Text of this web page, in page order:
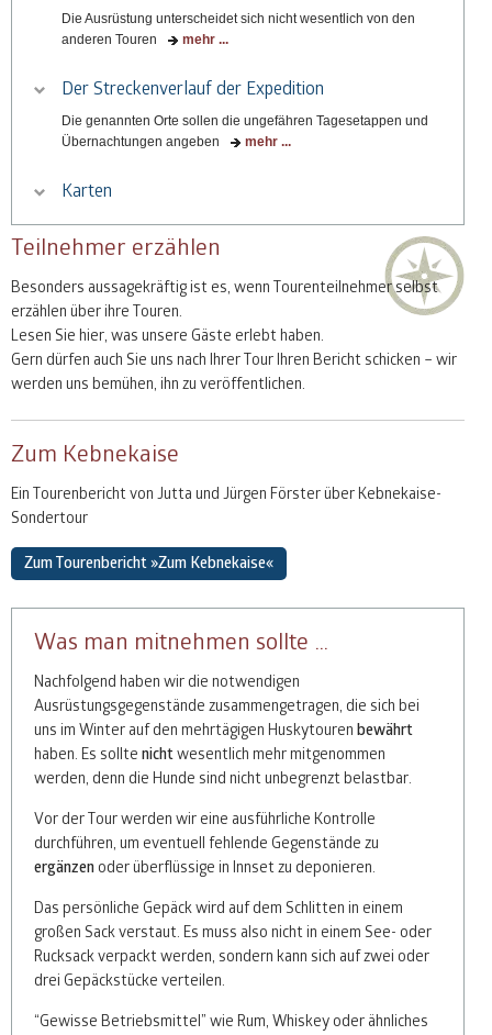
Die Ausrüstung unterscheidet sich nicht wesentlich von den
anderen Touren
mehr ...
Der Streckenverlauf der Expedition
Die genannten Orte sollen die ungefähren Tagesetappen und
Übernachtungen angeben
mehr ...
Karten
Teilnehmer erzählen
Besonders aussagekräftig ist es, wenn Tourenteilnehmer selbst
erzählen über ihre Touren.
Lesen Sie hier, was unsere Gäste erlebt haben.
Gern dürfen auch Sie uns nach Ihrer Tour Ihren Bericht schicken – wir
werden uns bemühen, ihn zu veröffentlichen.
Zum Kebnekaise
Ein Tourenbericht von Jutta und Jürgen Förster über Kebnekaise-
Sondertour
Zum Tourenbericht »Zum Kebnekaise«
Was man mitnehmen sollte …
Nachfolgend haben wir die notwendigen
Ausrüstungsgegenstände zusammengetragen, die sich bei
uns im Winter auf den mehrtägigen Huskytouren bewährt
haben. Es sollte nichtwesentlich mehr mitgenommen
werden, denn die Hunde sind nicht unbegrenzt belastbar.
Vor der Tour werden wir eine ausführliche Kontrolle
durchführen, um eventuell fehlende Gegenstände zu
ergänzen oder überflüssige in Innset zu deponieren.
Das persönliche Gepäck wird auf dem Schlitten in einem
großen Sack verstaut. Es muss also nicht in einem See- oder
Rucksack verpackt werden, sondern kann sich auf zwei oder
drei Gepäckstücke verteilen.
“Gewisse Betriebsmittel” wie Rum, Whiskey oder ähnliches